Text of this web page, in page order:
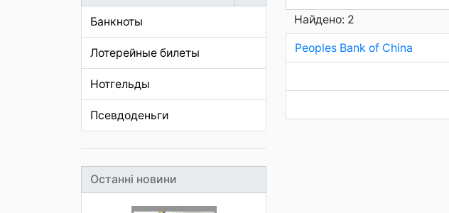
Банкноты
Лотерейные билеты
Нотгельды
Псевдоденьги
Останні новини
Найдено: 2
Peoples Bank of China